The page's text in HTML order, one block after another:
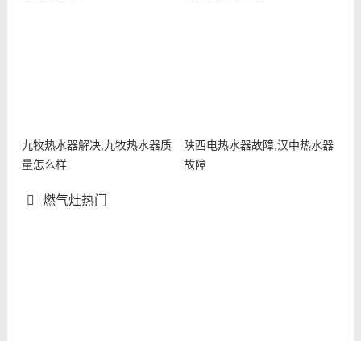
九牧热水器解决,九牧热水器质
量怎么样
陕西电热水器故障,汉中热水器
故障
燃气灶热门